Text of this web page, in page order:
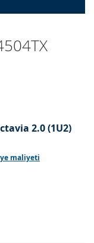
2.0 (1U2)
maliyeti